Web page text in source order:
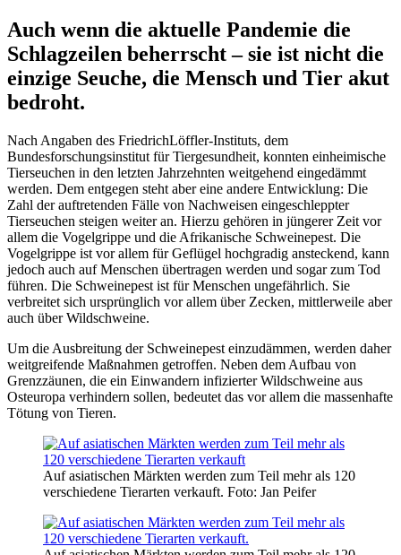
Auch wenn die aktuelle Pandemie die
Schlagzeilen beherrscht – sie ist nicht die
einzige Seuche, die Mensch und Tier akut
bedroht.
Nach Angaben des FriedrichLöffler-Instituts, dem
Bundesforschungsinstitut für Tiergesundheit, konnten einheimische
Tierseuchen in den letzten Jahrzehnten weitgehend eingedämmt
werden. Dem entgegen steht aber eine andere Entwicklung: Die
Zahl der auftretenden Fälle von Nachweisen eingeschleppter
Tierseuchen steigen weiter an. Hierzu gehören in jüngerer Zeit vor
allem die Vogelgrippe und die Afrikanische Schweinepest. Die
Vogelgrippe ist vor allem für Geflügel hochgradig ansteckend, kann
jedoch auch auf Menschen übertragen werden und sogar zum Tod
führen. Die Schweinepest ist für Menschen ungefährlich. Sie
verbreitet sich ursprünglich vor allem über Zecken, mittlerweile aber
auch über Wildschweine.
Um die Ausbreitung der Schweinepest einzudämmen, werden daher
weitgreifende Maßnahmen getroffen. Neben dem Aufbau von
Grenzzäunen, die ein Einwandern infizierter Wildschweine aus
Osteuropa verhindern sollen, bedeutet das vor allem die massenhafte
Tötung von Tieren.
Auf asiatischen Märkten werden zum Teil mehr als 120
verschiedene Tierarten verkauft. Foto: Jan Peifer